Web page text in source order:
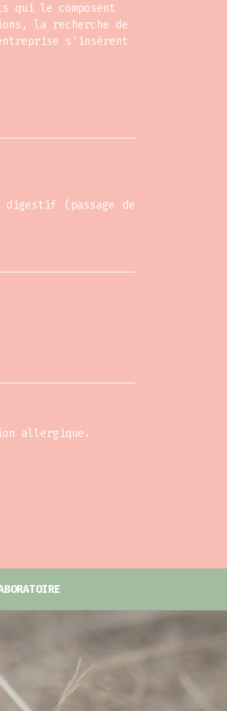
qui le composent
la recherche de
s'insèrent
(passage de
allergique.